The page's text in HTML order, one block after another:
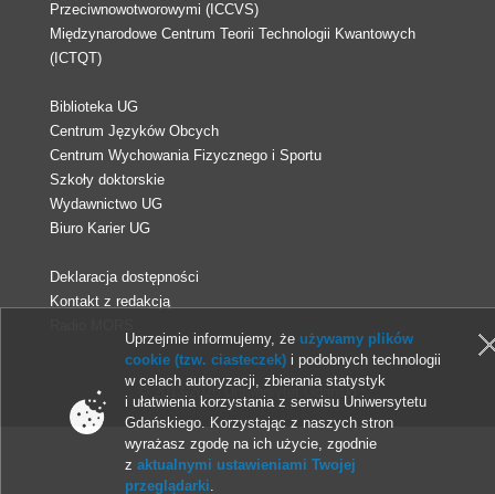
Przeciwnowotworowymi (ICCVS)
Międzynarodowe Centrum Teorii Technologii Kwantowych
(ICTQT)
Biblioteka UG
Centrum Języków Obcych
Centrum Wychowania Fizycznego i Sportu
Szkoły doktorskie
Wydawnictwo UG
Biuro Karier UG
Deklaracja dostępności
Kontakt z redakcją
© 2013-2026 Uniwersytet Gdański
Uprzejmie informujemy, że używamy plików
cookie (tzw. ciasteczek) i podobnych technologii
w celach autoryzacji, zbierania statystyk
i ułatwienia korzystania z serwisu Uniwersytetu
Gdańskiego. Korzystając z naszych stron
wyrażasz zgodę na ich użycie, zgodnie
zaktualnymi ustawieniami Twojej
przeglądarki.